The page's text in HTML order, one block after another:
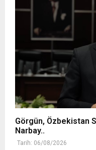
Görgün, Özbekistan
Narbay..
Tarih: 06/08/2026